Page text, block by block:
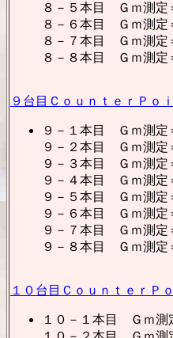
８－５本目 Ｇｍ測
８－６本目 Ｇｍ測
８－７本目 Ｇｍ測
８－８本目 Ｇｍ測
９台目ＣｏｕｎｔｅｒＰｏ
９－１本目 Ｇｍ測定
９－２本目 Ｇｍ測定
９－３本目 Ｇｍ測
９－４本目 Ｇｍ測
９－５本目 Ｇｍ測定
９－６本目 Ｇｍ測定
９－７本目 Ｇｍ測定
９－８本目 Ｇｍ測定
１０台目ＣｏｕｎｔｅｒＰ
１０－１本目 Ｇｍ